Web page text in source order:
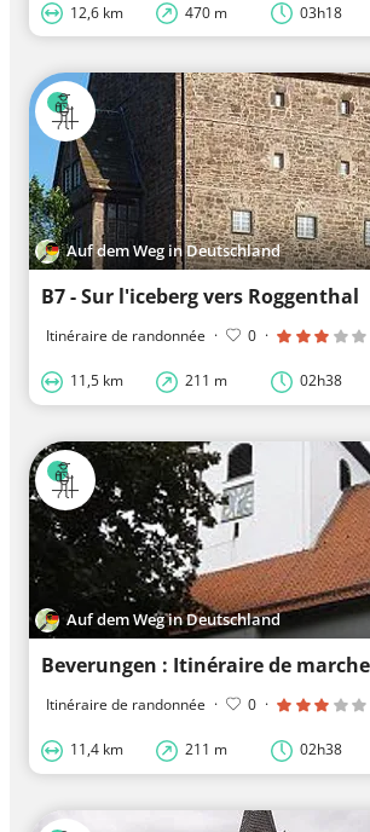
12,6 km 470 m 03h18
Auf dem Weg in Deutschland
B7 - Sur l'iceberg vers Roggenthal
Itinéraire de randonnée · 0 ·
11,5 km 211 m 02h38
Auf dem Weg in Deutschland
Beverungen : Itinéraire de
Itinéraire de randonnée · 0 ·
11,4 km 211 m 02h38